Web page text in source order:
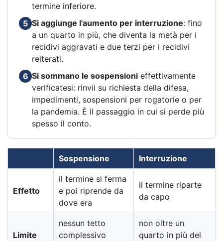
termine inferiore.
5 Si aggiunge l'aumento per interruzione: fino
a un quarto in più, che diventa la metà per i
recidivi aggravati e due terzi per i recidivi
reiterati.
6 Si sommano le sospensioni effettivamente
verificatesi: rinvii su richiesta della difesa,
impedimenti, sospensioni per rogatorie o per
la pandemia. È il passaggio in cui si perde più
spesso il conto.
Sospensione Interruzione
Effetto
il termine si ferma
e poi riprende da
dove era
il termine riparte
da capo
Limite
nessun tetto
complessivo
non oltre un
quarto in più del